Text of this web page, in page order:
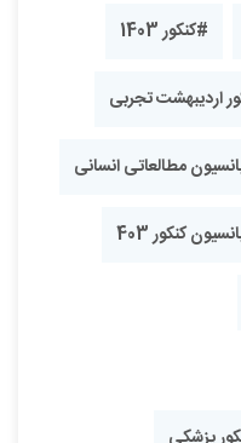
#کنکور 1403
اردیبهشت تجربی
مطالعاتی انسانی
کنکور 403